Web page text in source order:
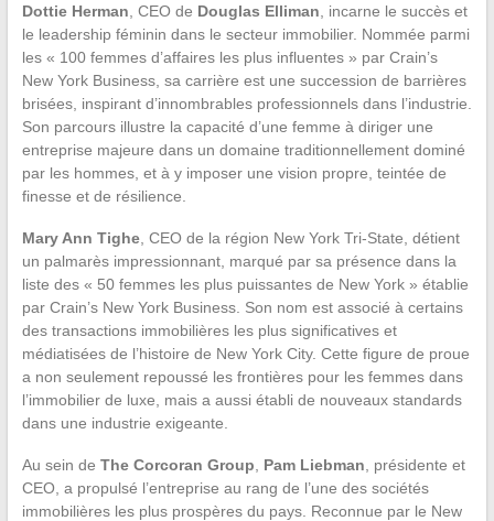
Dottie Herman , CEO de Douglas Elliman , incarne le succès et
le leadership féminin dans le secteur immobilier. Nommée parmi
les « 100 femmes d’affaires les plus influentes » par Crain’s
New York Business, sa carrière est une succession de barrières
brisées, inspirant d’innombrables professionnels dans l’industrie.
Son parcours illustre la capacité d’une femme à diriger une
entreprise majeure dans un domaine traditionnellement dominé
par les hommes, et à y imposer une vision propre, teintée de
finesse et de résilience.
Mary Ann Tighe, CEO de la région New York Tri-State, détient
un palmarès impressionnant, marqué par sa présence dans la
liste des « 50 femmes les plus puissantes de New York » établie
par Crain’s New York Business. Son nom est associé à certains
des transactions immobilières les plus significatives et
médiatisées de l’histoire de New York City. Cette figure de proue
a non seulement repoussé les frontières pour les femmes dans
l’immobilier de luxe, mais a aussi établi de nouveaux standards
dans une industrie exigeante.
Au sein de The Corcoran Group Pam Liebman , présidente et
CEO, a propulsé l’entreprise au rang de l’une des sociétés
immobilières les plus prospères du pays. Reconnue par le New